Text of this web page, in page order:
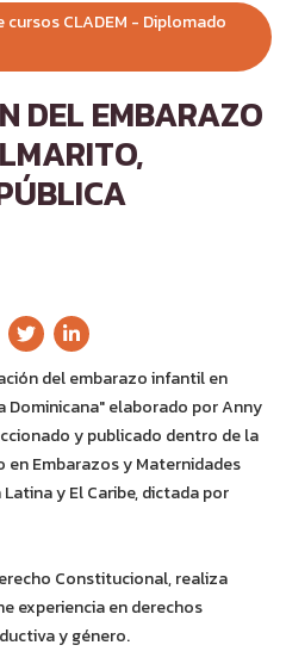
CLADEM - Diplomado
DEL EMBARAZO
del embarazo infantil en
Dominicana" elaborado por Anny
y publicado dentro de la
en Embarazos y Maternidades
y El Caribe, dictada por
Constitucional, realiza
experiencia en derechos
y género.